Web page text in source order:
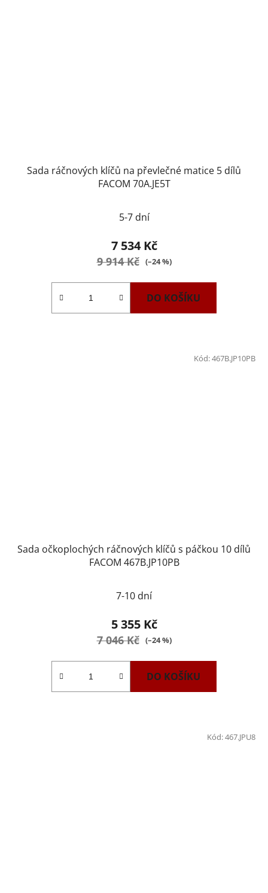
Sada ráčnových klíčů na převlečné matice 5 dílů
FACOM 70A.JE5T
5-7 dní
7 534 Kč
9 914 Kč (–24 %)
DO KOŠÍKU
Sada očkoplochých ráčnových klíčů s páčkou 10 dílů
FACOM 467B.JP10PB
hodnocení
produktu
je
7-10 dní
5 355 Kč
7 046 Kč (–24 %)
DO KOŠÍKU
Kód:467B.JP10PB
Kód:467.JPU8